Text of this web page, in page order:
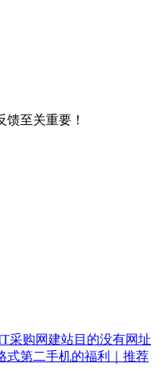
至关重要！
采购网建站目的没有网址
式第二手机的福利｜推荐